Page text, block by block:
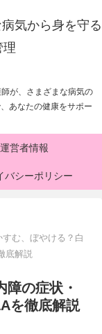
気から身を守る
理
が、さまざまな病気の
あなたの健康をサポー
運営者情報
バシーポリシー
すむ、ぼやける？白
底解説
の症状・
を徹底解説